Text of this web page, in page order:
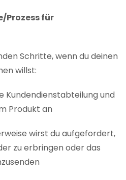
für
Schritte, wenn du deinen
willst:
Kundendienstabteilung und
Produkt an
wirst du aufgefordert,
zu erbringen oder das